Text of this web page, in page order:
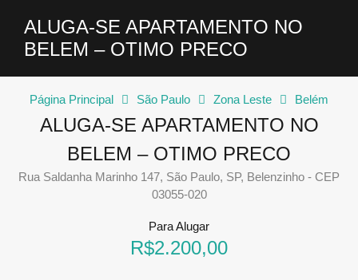
ALUGA-SE APARTAMENTO NO
BELEM – OTIMO PRECO
Página Principal São Paulo Zona Leste Belém
ALUGA-SE APARTAMENTO NO
BELEM – OTIMO PRECO
Rua Saldanha Marinho 147, São Paulo, SP, Belenzinho - CEP
03055-020
Para Alugar
R$2.200,00